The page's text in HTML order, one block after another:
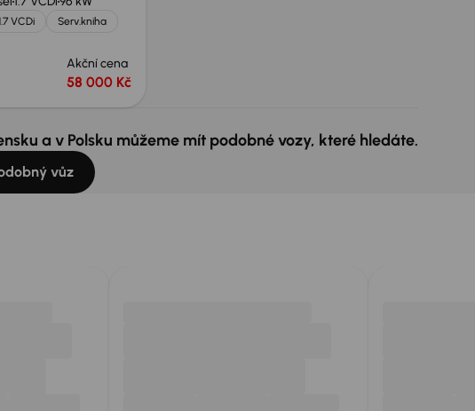
VCDi
Serv.kniha
Akční cena
58 000 Kč
a v Polsku můžeme mít podobné vozy, které hledáte.
vůz